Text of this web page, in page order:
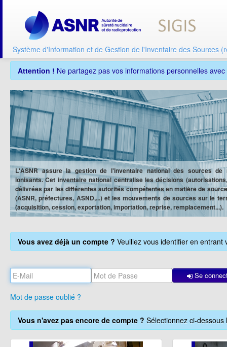
Système d'Information et de Gestion de l'Inventaire des Sources
Attention ! Ne partagez pas vos informations personnelles
L'ASNR assure la gestion de l'inventaire national des sources de
ionisants. Cet inventaire national centralise les décisions
délivrées par les différentes autorités compétentes en matière de
(ASNR, préfectures, ASND,...) et les mouvements de sources sur le
(acquisition, cession, exportation, importation, reprise, remplacement...).
Vous avez déjà un compte ? Veuillez vous identifier en
Se
Mot de passe oublié ?
Vous n'avez pas encore de compte ? Sélectionnez ci-